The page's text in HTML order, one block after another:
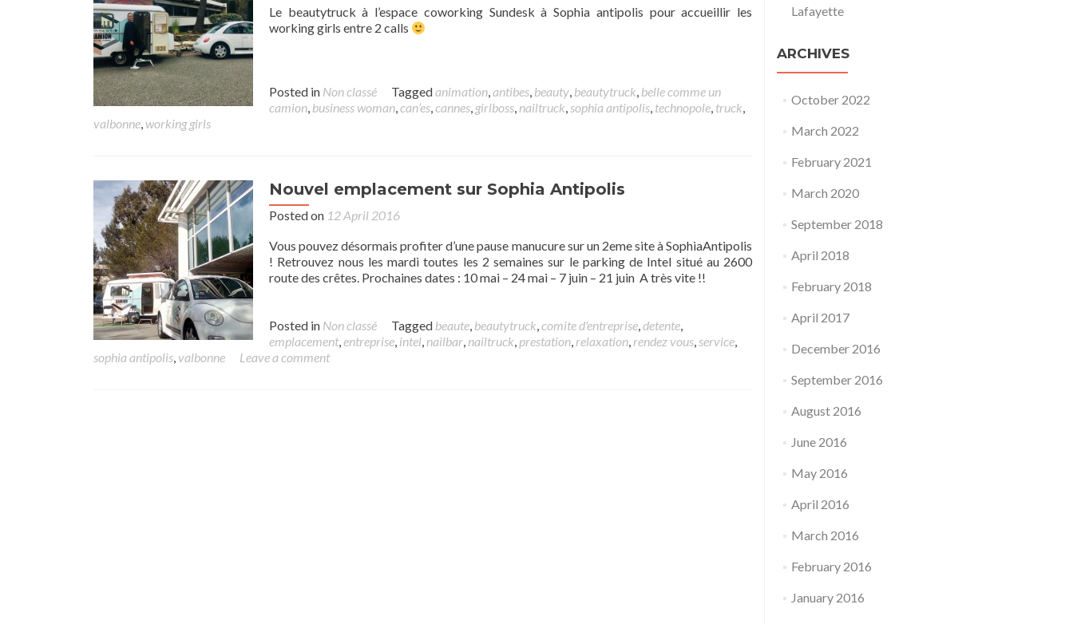
Le beautytruck à l’espace coworking Sundesk à Sophia antipolis pour accueillir les
working girls entre 2 calls
Posted in Non classé Taggedanimation,antibes, beauty, beautytruck, belle comme un
camion, business woman,can’es,cannes, girlboss, nailtruck,sophia antipolis, technopole, truck,
valbonne, working girls
Nouvel emplacement sur Sophia Antipolis
Posted on 12 April 2016
Vous pouvez désormais profiter d’une pause manucure sur un 2eme site à SophiaAntipolis
! Retrouvez nous les mardi toutes les 2 semaines sur le parking de Intel situé au 2600
route des crêtes. Prochaines dates : 10 mai – 24 mai – 7 juin – 21 juin A très vite !!
Posted in Non classé Tagged beaute, beautytruck,comite d'entreprise,detente,
emplacement,entreprise, intel, nailbar, nailtruck, prestation, relaxation, rendez vous,service,
sophia antipolis, valbonne Leave a comment
Lafayette
ARCHIVES
October 2022
March 2022
February 2021
March 2020
September 2018
April 2018
February 2018
April 2017
December 2016
September 2016
August 2016
June 2016
May 2016
April 2016
March 2016
February 2016
January 2016